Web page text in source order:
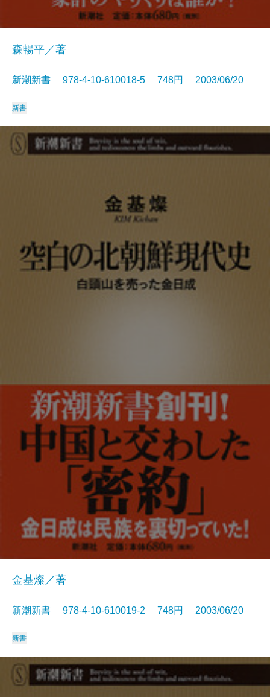
森暢平／著
新潮新書 978-4-10-610018-5 748円 2003/06/20
新書
金基燦／著
新潮新書 978-4-10-610019-2 748円 2003/06/20
新書